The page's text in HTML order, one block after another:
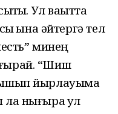
Ул ваҡытта
ҡына әйтергә тел
минең
“Шиш
йырлауыма
нығыраҡ ҡул